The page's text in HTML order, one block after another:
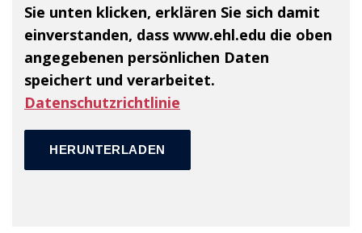
Sie unten klicken, erklären Sie sich damit
einverstanden, dass www.ehl.edu die oben
angegebenen persönlichen Daten
speichert und verarbeitet.
Datenschutzrichtlinie